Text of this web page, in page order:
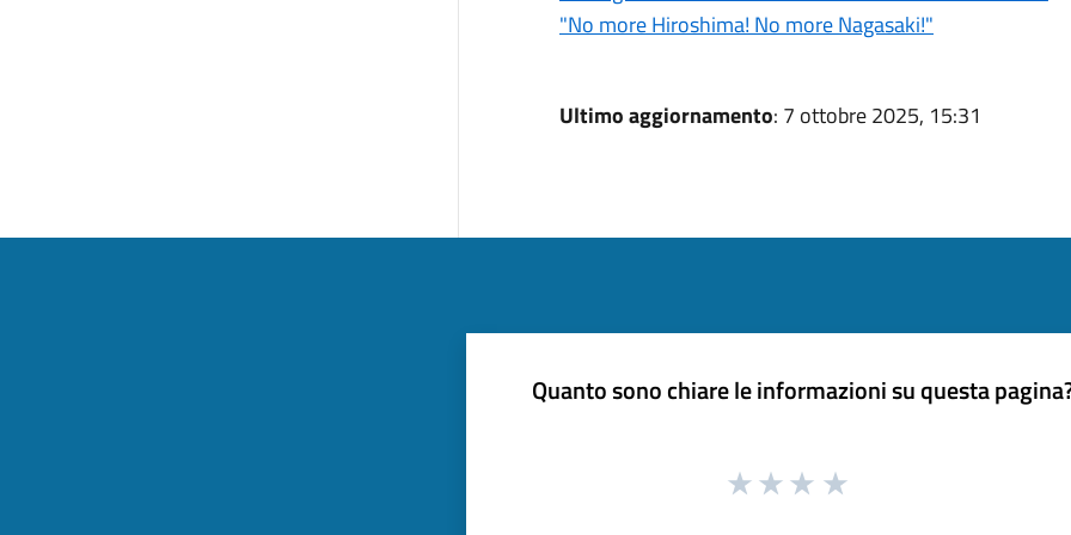
"No more Hiroshima! No more Nagasaki!"
Ultimo aggiornamento: 7 ottobre 2025, 15:31
Quanto sono chiare le informazioni su questa